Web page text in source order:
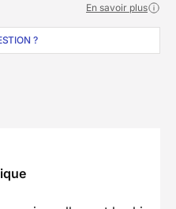
En savoir plus
?